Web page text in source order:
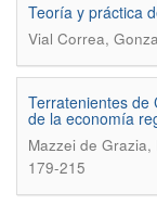
Teoría y práctica
Vial Correa,
Terratenientes de
de la economía
Mazzei de Grazia,
179-215